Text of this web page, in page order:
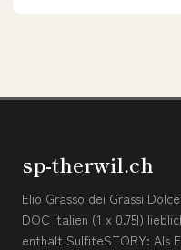
sp-therwil.ch
Elio Grasso dei Grassi
DOC Italien (1 x 0.75l)
enthält SulfiteSTORY: Als